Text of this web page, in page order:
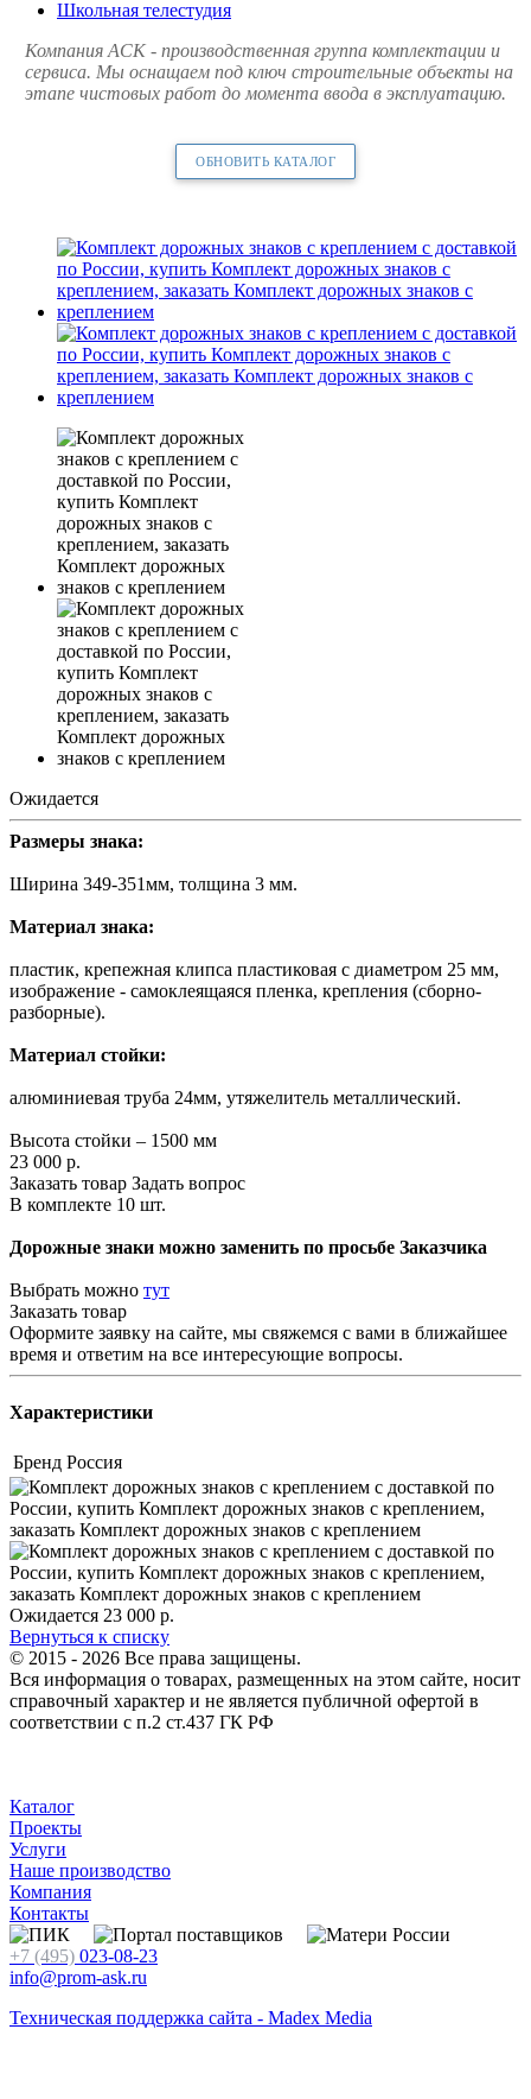
Школьная телестудия
Компания АСК - производственная группа комплектации и
сервиса. Мы оснащаем под ключ строительные объекты на
этапе чистовых работ до момента ввода в эксплуатацию.
ОБНОВИТЬ КАТАЛОГ
Ожидается
Размеры знака:
Ширина 349-351мм, толщина 3 мм.
Материал знака:
пластик, крепежная клипса пластиковая с диаметром 25 мм,
изображение - самоклеящаяся пленка, крепления (сборно-
разборные).
Материал стойки:
алюминиевая труба 24мм, утяжелитель металлический.
Высота стойки – 1500 мм
23 000 р.
Заказать товар Задать вопрос
В комплекте 10 шт.
Дорожные знаки можно заменить по просьбе Заказчика
Выбрать можно тут
Заказать товар
Оформите заявку на сайте, мы свяжемся с вами в ближайшее
время и ответим на все интересующие вопросы.
Характеристики
Бренд Россия
Ожидается 23 000 р.
Вернуться к списку
© 2015 - 2026 Все права защищены.
Вся информация о товарах, размещенных на этом сайте, носит
справочный характер и не является публичной офертой в
соответствии с п.2 ст.437 ГК РФ
Каталог
Проекты
Услуги
Наше производство
Компания
Контакты
+7 (495) 023-08-23
info@prom-ask.ru
Техническая поддержка сайта - Madex Media